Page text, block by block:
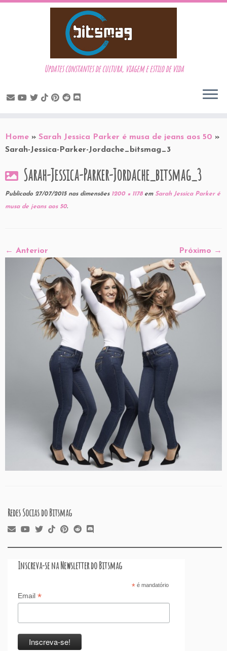
to
content
Updates constantes de cultura, viagem e estilo de vida
Home » Sarah Jessica Parker é musa de jeans aos 50 »
Sarah-Jessica-Parker-Jordache_bitsmag_3
Sarah-Jessica-Parker-Jordache_bitsmag_3
Publicado 27/07/2015nas dimensões1200 × 1178emSarah Jessica Parker é
musa de jeans aos 50.
← Anterior Próximo →
Redes Socias do Bitsmag
Inscreva-se na Newsletter do Bitsmag
*é mandatório
Email *